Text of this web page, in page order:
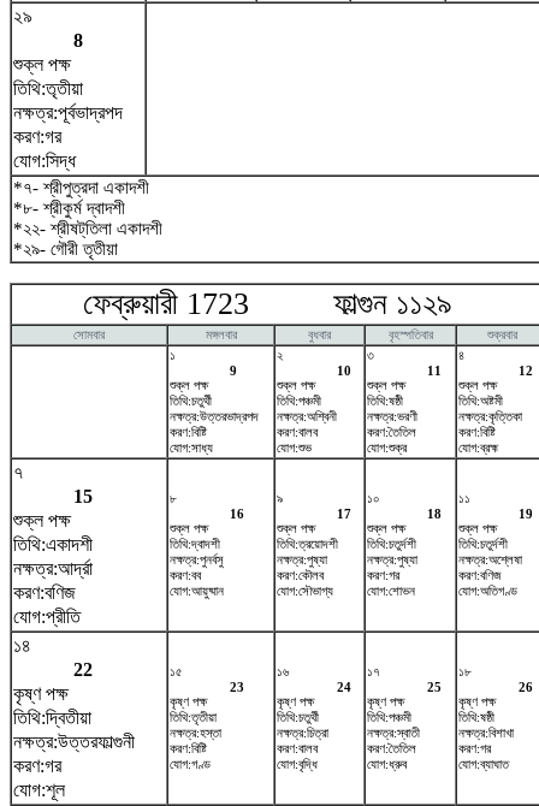
২৯
8
শুক্ল পক্ষ
তিথি:তৃতীয়া
নক্ষত্র:পূর্বভাদ্রপদ
করণ:গর
যোগ:সিদ্ধ
*৭- শ্রীপুত্রদা একাদশী
*৮- শ্রীকুর্ম দ্বাদশী
*২২- শ্রীষট্‌তিলা একাদশী
*২৯- গৌরী তৃতীয়া
ফেব্রুয়ারী 1723 ফাল্গুন ১১২৯
সোমবার মঙ্গলবার বুধবার বৃহস্পতিবার
শুক্রবার
১
9
শুক্ল পক্ষ
তিথি:চতুর্থী
নক্ষত্র:উত্তরভাদ্রপদ
করণ:বিষ্টি
যোগ:সাধ্য
২
10
শুক্ল পক্ষ
তিথি:পঞ্চমী
নক্ষত্র:অশ্বিনী
করণ:বালব
যোগ:শুভ
৩
11
শুক্ল পক্ষ
তিথি:ষষ্ঠী
নক্ষত্র:ভরণী
করণ:তৈতিল
যোগ:শুক্র
৪
12
শুক্ল পক্ষ
তিথি:অষ্টমী
নক্ষত্র:কৃত্তিকা
করণ:বিষ্টি
যোগ:ব্রহ্ম
৭
15
শুক্ল পক্ষ
তিথি:একাদশী
নক্ষত্র:আর্দ্রা
করণ:বণিজ
যোগ:প্রীতি
৮
16
শুক্ল পক্ষ
তিথি:দ্বাদশী
নক্ষত্র:পুনর্বসু
করণ:বব
যোগ:আয়ুষ্মান
৯
17
শুক্ল পক্ষ
তিথি:ত্রয়োদশী
নক্ষত্র:পুষ্যা
করণ:কৌলব
যোগ:সৌভাগ্য
১০
18
শুক্ল পক্ষ
তিথি:চতুর্দশী
নক্ষত্র:পুষ্যা
করণ:গর
যোগ:শোভন
১১
19
শুক্ল পক্ষ
তিথি:চতুর্দশী
নক্ষত্র:অশ্লেষা
করণ:বণিজ
যোগ:অতিগণ্ড
১৪
22
কৃষ্ণ পক্ষ
তিথি:দ্বিতীয়া
নক্ষত্র:উত্তরফাল্গুনী
করণ:গর
যোগ:শূল
১৫
23
কৃষ্ণ পক্ষ
তিথি:তৃতীয়া
নক্ষত্র:হস্তা
করণ:বিষ্টি
যোগ:গণ্ড
১৬
24
কৃষ্ণ পক্ষ
তিথি:চতুর্থী
নক্ষত্র:চিত্রা
করণ:বালব
যোগ:বৃদ্ধি
১৭
25
কৃষ্ণ পক্ষ
তিথি:পঞ্চমী
নক্ষত্র:স্বাতী
করণ:তৈতিল
যোগ:ধ্রুব
১৮
26
কৃষ্ণ পক্ষ
তিথি:ষষ্ঠী
নক্ষত্র:বিশাখা
করণ:গর
যোগ:ব্যাঘাত